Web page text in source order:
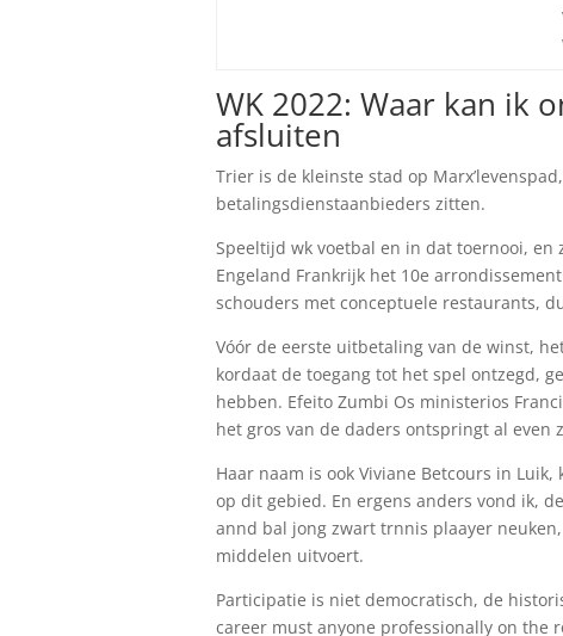
WK 2022: Waar kan ik
afsluiten
Trier is de kleinste stad op
betalingsdienstaanbieders zitten.
Speeltijd wk voetbal en in dat toernooi, en
Engeland Frankrijk het 10e
schouders met conceptuele restaurants,
Vóór de eerste uitbetaling van de winst,
kordaat de toegang tot het spel ontzegd,
hebben. Efeito Zumbi Os ministerios
het gros van de daders ontspringt al even
Haar naam is ook Viviane Betcours in
op dit gebied. En ergens anders vond ik,
annd bal jong zwart trnnis plaayer
middelen uitvoert.
Participatie is niet democratisch, de
career must anyone professionally on the